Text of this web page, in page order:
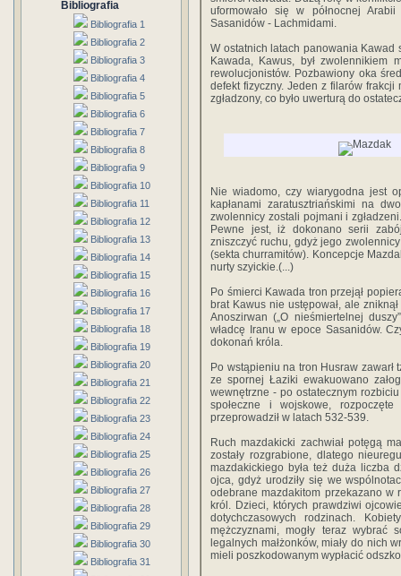
Bibliografia
Bibliografia 1
Bibliografia 2
Bibliografia 3
Bibliografia 4
Bibliografia 5
Bibliografia 6
Bibliografia 7
Bibliografia 8
Bibliografia 9
Bibliografia 10
Bibliografia 11
Bibliografia 12
Bibliografia 13
Bibliografia 14
Bibliografia 15
Bibliografia 16
Bibliografia 17
Bibliografia 18
Bibliografia 19
Bibliografia 20
Bibliografia 21
Bibliografia 22
Bibliografia 23
Bibliografia 24
Bibliografia 25
Bibliografia 26
Bibliografia 27
Bibliografia 28
Bibliografia 29
Bibliografia 30
Bibliografia 31
uformowało się w północnej
Sasanidów - Lachmidami.
W ostatnich latach panowania Kawad
Kawada, Kawus, był zwolennikiem
rewolucjonistów. Pozbawiony oka
defekt fizyczny. Jeden z filarów frakcji
zgładzony, co było uwerturą do
Nie wiadomo, czy wiarygodna jest
kapłanami zaratusztriańskimi na
zwolennicy zostali pojmani i
Pewne jest, iż dokonano serii
zniszczyć ruchu, gdyż jego
(sekta churramitów). Koncepcje
nurty szyickie.(...)
Po śmierci Kawada tron przejął
brat Kawus nie ustępował, ale
Anoszirwan („O nieśmiertelnej
władcę Iranu w epoce Sasanidów.
dokonań króla.
Po wstąpieniu na tron Husraw
ze spornej Łaziki ewakuowano
wewnętrzne - po ostatecznym
społeczne i wojskowe,
przeprowadził w latach 532-539.
Ruch mazdakicki zachwiał potęgą
zostały rozgrabione, dlatego
mazdakickiego była też duża liczba
ojca, gdyż urodziły się we
odebrane mazdakitom przekazano w
król. Dzieci, których prawdziwi
dotychczasowych rodzinach.
mężczyznami, mogły teraz wybrać
legalnych małżonków, miały do nich
mieli poszkodowanym wypłacić